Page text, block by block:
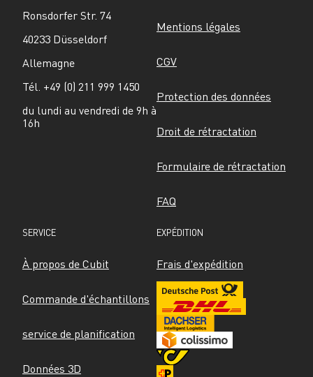
Ronsdorfer Str. 74
40233 Düsseldorf
Allemagne
Tél. +49 (0) 211 999 1450
du lundi au vendredi de 9h à
16h
Mentions légales
CGV
Protection des données
Droit de rétractation
Formulaire de rétractation
FAQ
SERVICE
À propos de Cubit
Commande d'échantillons
service de planification
Données 3D
EXPÉDITION
Frais d'expédition